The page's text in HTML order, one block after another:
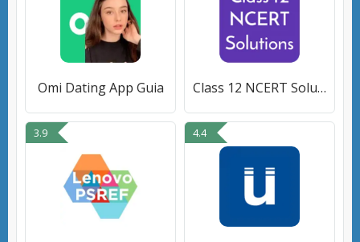
Omi Dating App Guia Class 12 NCERT Solutions
3.9 4.4